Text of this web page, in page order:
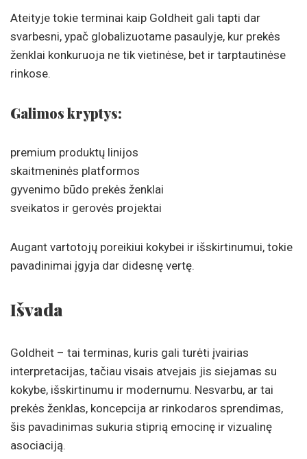
Ateityje tokie terminai kaip Goldheit gali tapti dar
svarbesni, ypač globalizuotame pasaulyje, kur prekės
ženklai konkuruoja ne tik vietinėse, bet ir tarptautinėse
rinkose.
Galimos kryptys:
premium produktų linijos
skaitmeninės platformos
gyvenimo būdo prekės ženklai
sveikatos ir gerovės projektai
Augant vartotojų poreikiui kokybei ir išskirtinumui, tokie
pavadinimai įgyja dar didesnę vertę.
Išvada
Goldheit – tai terminas, kuris gali turėti įvairias
interpretacijas, tačiau visais atvejais jis siejamas su
kokybe, išskirtinumu ir modernumu. Nesvarbu, ar tai
prekės ženklas, koncepcija ar rinkodaros sprendimas,
šis pavadinimas sukuria stiprią emocinę ir vizualinę
asociaciją.